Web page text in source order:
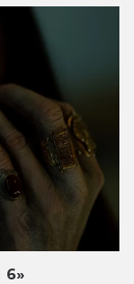
6»